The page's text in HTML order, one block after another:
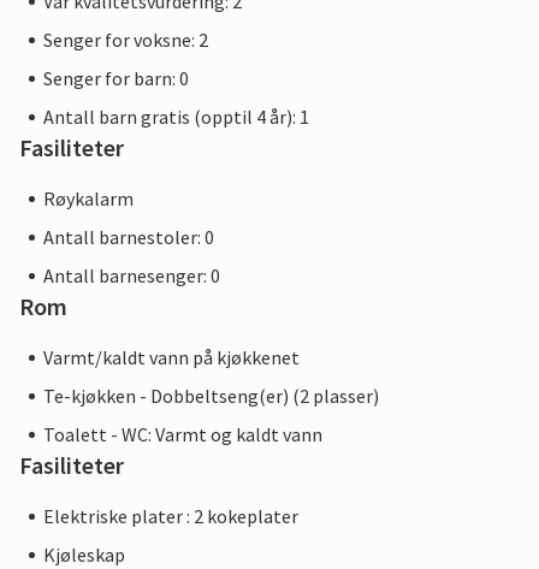
Senger for voksne: 2
Senger for barn: 0
Antall barn gratis (opptil 4 år): 1
Fasiliteter
Røykalarm
Antall barnestoler: 0
Antall barnesenger: 0
Rom
Varmt/kaldt vann på kjøkkenet
Te-kjøkken - Dobbeltseng(er) (2 plasser)
Toalett - WC: Varmt og kaldt vann
Fasiliteter
Elektriske plater : 2 kokeplater
Kjøleskap